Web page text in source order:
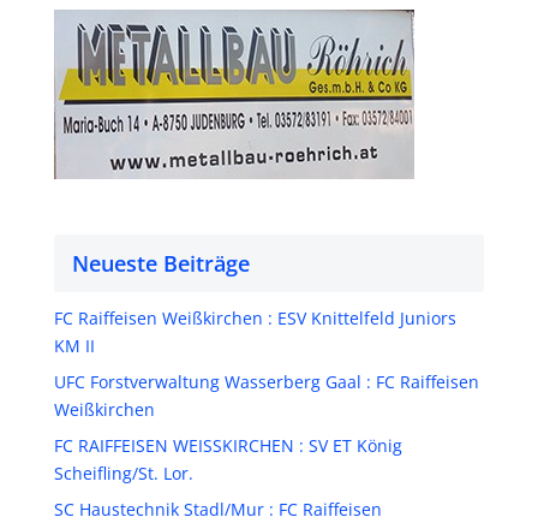
Neueste Beiträge
FC Raiffeisen Weißkirchen : ESV Knittelfeld Juniors
KM II
UFC Forstverwaltung Wasserberg Gaal : FC Raiffeisen
Weißkirchen
FC RAIFFEISEN WEISSKIRCHEN : SV ET König
Scheifling/St. Lor.
SC Haustechnik Stadl/Mur : FC Raiffeisen